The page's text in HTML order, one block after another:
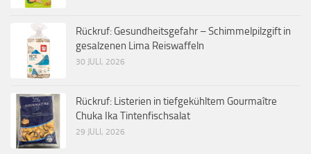
Rückruf: Gesundheitsgefahr – Schimmelpilzgift in
gesalzenen Lima Reiswaffeln
30 JULI, 2026
Rückruf: Listerien in tiefgekühltem Gourmaître
Chuka Ika Tintenfischsalat
29 JULI, 2026